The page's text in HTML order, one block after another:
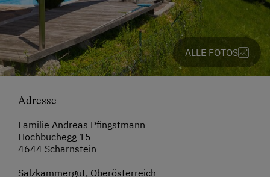
ALLE FOTOS
Adresse
Familie Andreas Pfingstmann
Hochbuchegg 15
4644 Scharnstein
Salzkammergut, Oberösterreich